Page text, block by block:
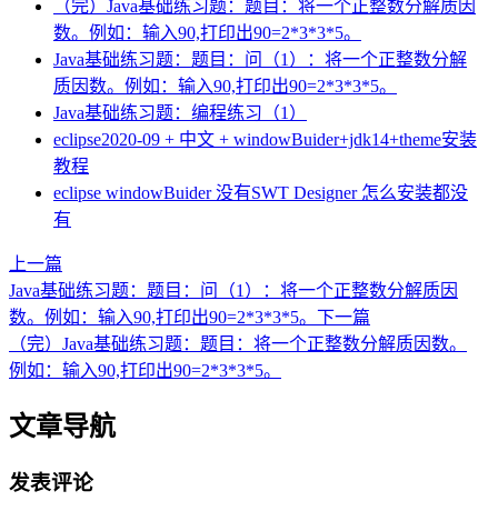
（完）Java基础练习题：题目：将一个正整数分解质因
数。例如：输入90,打印出90=2*3*3*5。
Java基础练习题：题目：问（1）：将一个正整数分解
质因数。例如：输入90,打印出90=2*3*3*5。
Java基础练习题：编程练习（1）
eclipse2020-09 + 中文 + windowBuider+jdk14+theme安装
教程
eclipse windowBuider 没有SWT Designer 怎么安装都没
有
上一篇
Java基础练习题：题目：问（1）：将一个正整数分解质因
数。例如：输入90,打印出90=2*3*3*5。 下一篇
（完）Java基础练习题：题目：将一个正整数分解质因数。
例如：输入90,打印出90=2*3*3*5。
文章导航
发表评论